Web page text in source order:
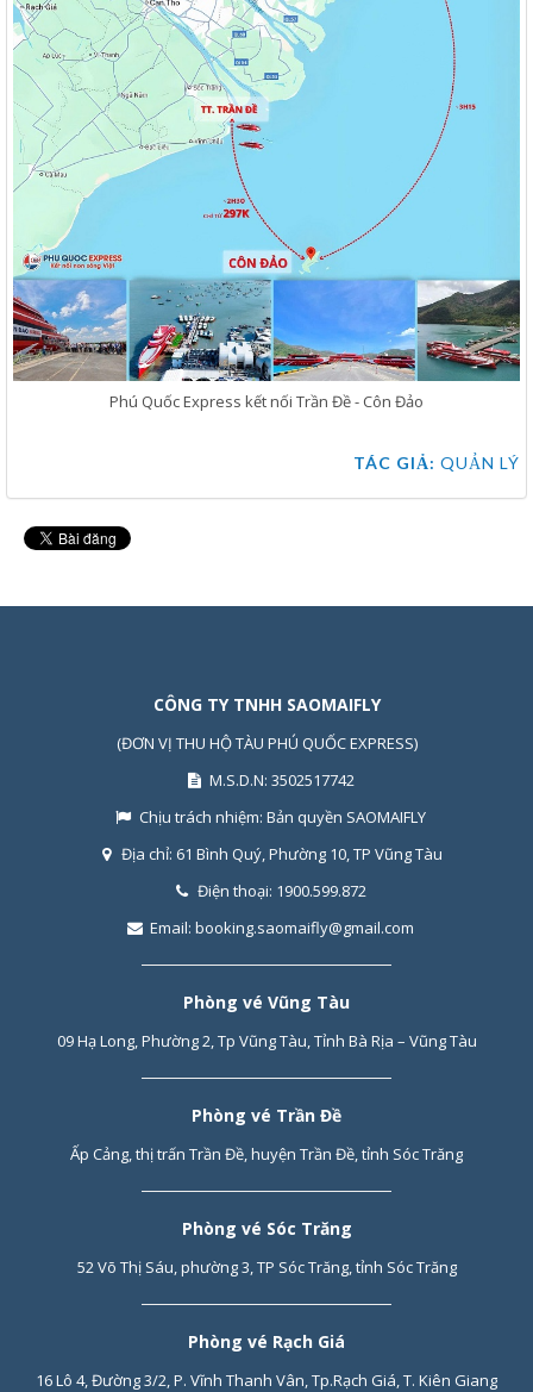
Phú Quốc Express kết nối Trần Đề - Côn Đảo
TÁC GIẢ: QUẢN LÝ
CÔNG TY TNHH SAOMAIFLY
(ĐƠN VỊ THU HỘ TÀU PHÚ QUỐC EXPRESS)
M.S.D.N: 3502517742
Chịu trách nhiệm: Bản quyền SAOMAIFLY
Địa chỉ: 61 Bình Quý, Phường 10, TP Vũng Tàu
Điện thoại: 1900.599.872
Email: booking.saomaifly@gmail.com
Phòng vé Vũng Tàu
09 Hạ Long, Phường 2, Tp Vũng Tàu, Tỉnh Bà Rịa – Vũng Tàu
Phòng vé Trần Đề
Ấp Cảng, thị trấn Trần Đề, huyện Trần Đề, tỉnh Sóc Trăng
Phòng vé Sóc Trăng
52 Võ Thị Sáu, phường 3, TP Sóc Trăng, tỉnh Sóc Trăng
Phòng vé Rạch Giá
16 Lô 4, Đường 3/2, P. Vĩnh Thanh Vân, Tp.Rạch Giá, T. Kiên Giang